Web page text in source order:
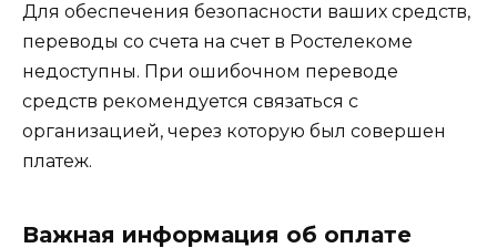
Для обеспечения безопасности ваших средств,
переводы со счета на счет в Ростелекоме
недоступны. При ошибочном переводе
средств рекомендуется связаться с
организацией, через которую был совершен
платеж.
Важная информация об оплате